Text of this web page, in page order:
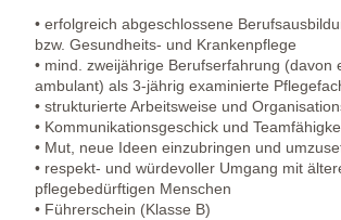
• erfolgreich abgeschlossene
bzw. Gesundheits- und Krankenpflege
• mind. zweijährige Berufserfahrung (davon
ambulant) als 3-jährig examinierte
• strukturierte Arbeitsweise und
• Kommunikationsgeschick und
• Mut, neue Ideen einzubringen und
• respekt- und würdevoller Umgang mit
pflegebedürftigen Menschen
• Führerschein (Klasse B)